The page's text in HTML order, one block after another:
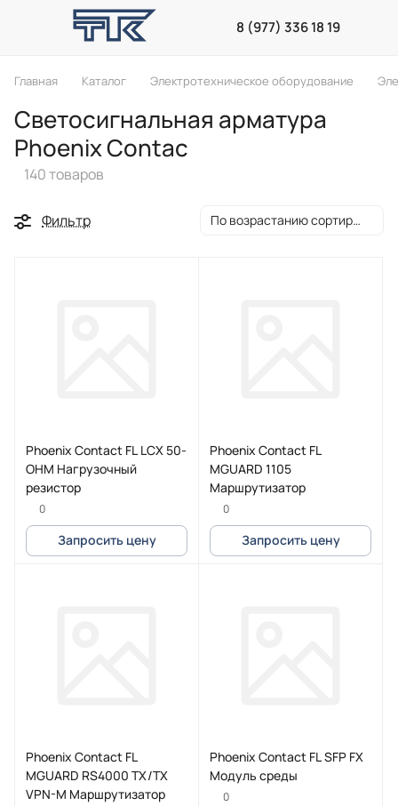
8 (977) 336 18 19
Главная Каталог Электротехническое оборудование
Светосигнальная арматура
Phoenix Contac
140 товаров
Фильтр По возрастанию сортировки
Phoenix Contact FL LCX 50-
OHM Нагрузочный
резистор
0
Запросить цену
Phoenix Contact FL
MGUARD 1105
Маршрутизатор
0
Запросить цену
Phoenix Contact FL
MGUARD RS4000 TX/TX
VPN-M Маршрутизатор
Phoenix Contact FL SFP FX
Модуль среды
0